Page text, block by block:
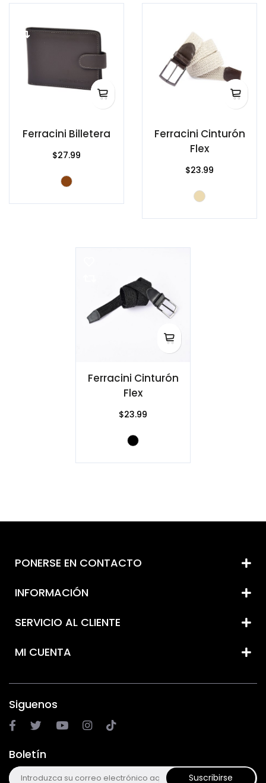
Ferracini Billetera
$27.99
Ferracini Cinturón
Flex
$23.99
Ferracini Cinturón
Flex
$23.99
PONERSE EN CONTACTO
INFORMACIÓN
SERVICIO AL CLIENTE
MI CUENTA
Siguenos
Boletín
Suscribirse